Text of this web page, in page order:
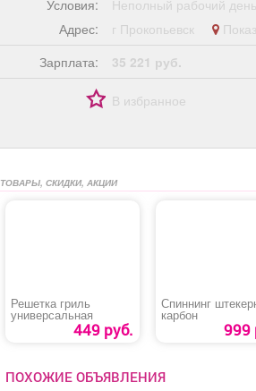
Условия:
Неполный рабочий
Адрес:
г Прокопьевск
Зарплата:
35 221 руб.
В избранное
ТОВАРЫ, СКИДКИ, АКЦИИ
Решетка гриль
универсальная
449 руб.
Спиннинг
карбон
999
ПОХОЖИЕ ОБЪЯВЛЕНИЯ